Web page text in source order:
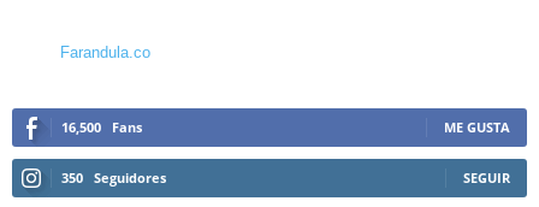
Farandula.co
16,500 Fans ME GUSTA
350 Seguidores SEGUIR